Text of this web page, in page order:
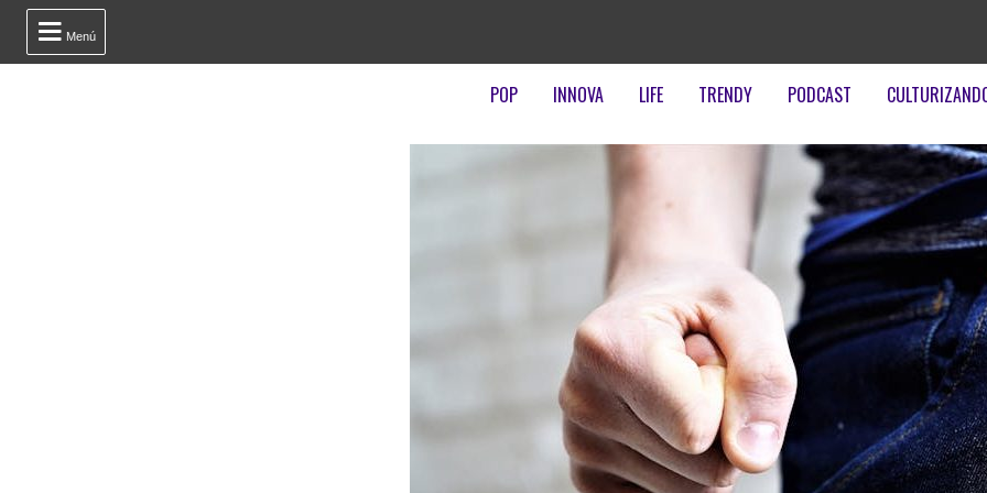
 Menú
POP INNOVA LIFE TRENDY PODCAST